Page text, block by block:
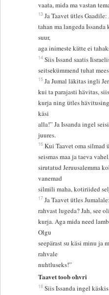
vaata, mida ma vastan
13 Ja Taavet ütles
tahan ma langeda Issanda
suur,
aga inimeste kätte ei
14 Siis Issand saatis
seitsekümmend tuhat
15 Ja Jumal läkitas ingli
kui ta parajasti hävitas,
kurja ning ütles
käsi
alla!” Ja Issanda ingel
juures.
16 Kui Taavet oma silmad
seismas maa ja taeva
sirutatud Jeruusalemma
vanemad
silmili maha, kotiriided
17 Ja Taavet ütles
rahvast lugeda? Jah, see
kurja. Aga mida need
Olgu
seepärast su käsi minu ja
rahvale
nuhtluseks!”
Taavet toob ohvri
18 Siis Issanda ingel